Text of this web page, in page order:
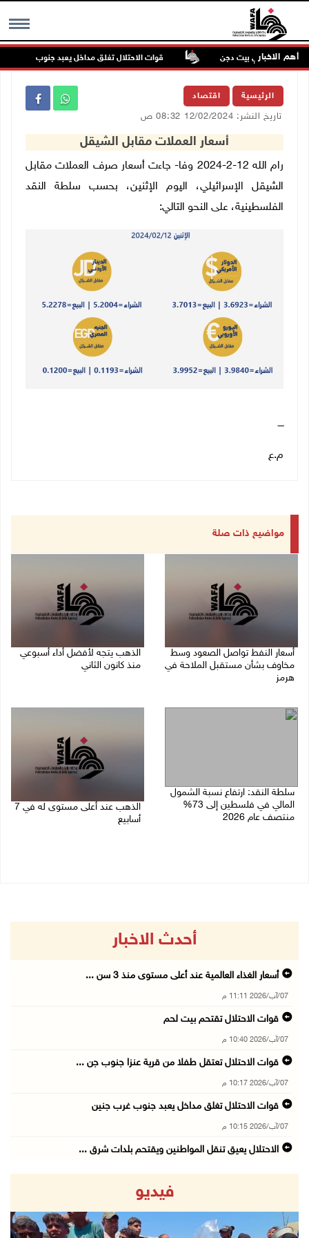
MENU أهم الاخبارفي بيت دجن قوات الاحتلال تغلق مداخل يعبد جنوب غرب جنين
الرئيسية اقتصاد
تاريخ النشر: 12/02/2024 08:32 ص
أسعار العملات مقابل الشيقل
رام الله 12-2-2024 وفا- جاءت أسعار صرف العملات مقابل
الشيقل الإسرائيلي، اليوم الإثنين، بحسب سلطة النقد
الفلسطينية، على النحو التالي:
ــــ
م.ع
مواضيع ذات صلة
أسعار النفط تواصل الصعود وسط
مخاوف بشأن مستقبل الملاحة في
هرمز
الذهب يتجه لأفضل أداء أسبوعي
منذ كانون الثاني
سلطة النقد: ارتفاع نسبة الشمول
المالي في فلسطين إلى 73%
منتصف عام 2026
الذهب عند أعلى مستوى له في 7
أسابيع
أحدث الاخبار
أسعار الغذاء العالمية عند أعلى مستوى منذ 3 سن ...
07/آب/2026 11:11 م
قوات الاحتلال تقتحم بيت لحم
07/آب/2026 10:40 م
قوات الاحتلال تعتقل طفلا من قرية عنزا جنوب جن ...
07/آب/2026 10:17 م
قوات الاحتلال تغلق مداخل يعبد جنوب غرب جنين
07/آب/2026 10:15 م
الاحتلال يعيق تنقل المواطنين ويقتحم بلدات شرق ...
إصابة مواطنين في اعتداء للمستعمرين في بيت دجن
07/آب/2026 08:48 م
فيديو